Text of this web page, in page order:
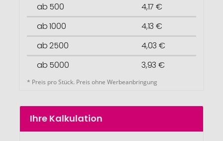
ab 500
4,17 €
ab 1000
4,13 €
ab 2500
4,03 €
ab 5000
3,93 €
* Preis pro Stück. Preis ohne Werbeanbringung
Ihre Kalkulation